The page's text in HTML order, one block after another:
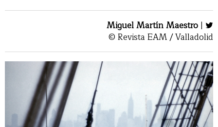
Miguel Martín Maestro |
© Revista EAM / Valladolid